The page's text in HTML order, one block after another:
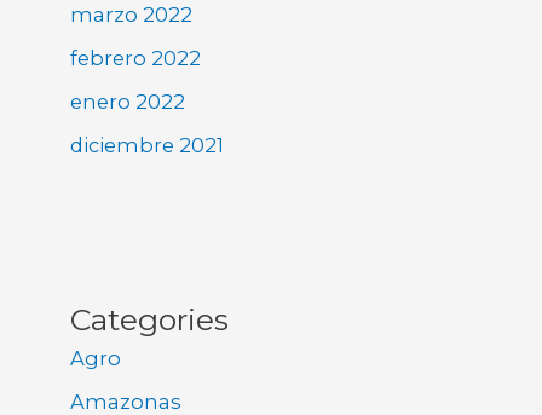
marzo 2022
febrero 2022
enero 2022
diciembre 2021
Categories
Agro
Amazonas